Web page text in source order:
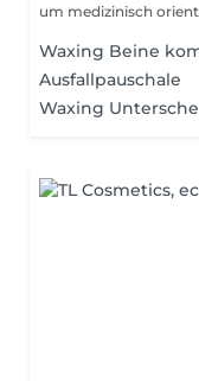
um medizinisch
Waxing Beine
Ausfallpauschale
Waxing